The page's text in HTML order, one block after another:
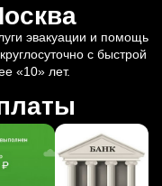
эвакуации и помощь
с быстрой
«10» лет.